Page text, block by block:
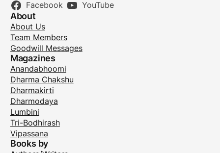
Facebook YouTube
About
About Us
Team Members
Goodwill Messages
Magazines
Anandabhoomi
Dharma Chakshu
Dharmakirti
Dharmodaya
Lumbini
Tri-Bodhirash
Vipassana
Books by